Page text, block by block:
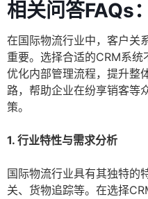
相关问答FAQs：
在国际物流行业中，客户关
重要。选择合适的CRM系
优化内部管理流程，提升整
路，帮助企业在纷享销客等
策。
1. 行业特性与需求分析
国际物流行业具有其独特的
关、货物追踪等。在选择